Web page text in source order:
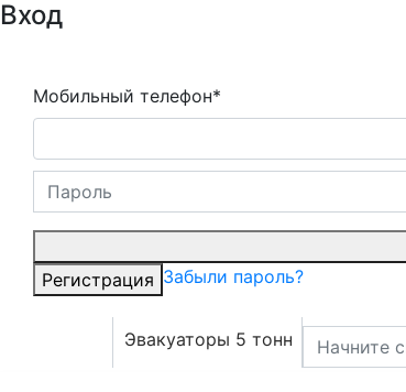
Вход
Мобильный телефон*
Регистрация Забыли пароль?
Эвакуаторы 5 тонн